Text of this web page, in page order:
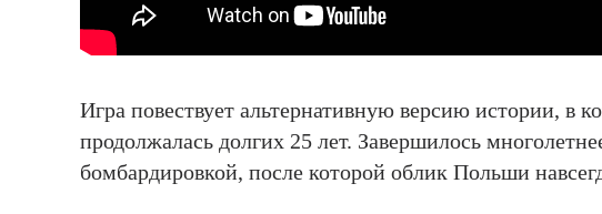
Игра повествует альтернативную версию истории, в
продолжалась долгих 25 лет. Завершилось
бомбардировкой, после которой облик Польши